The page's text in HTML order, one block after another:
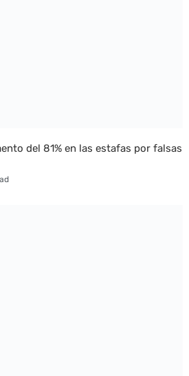
del 81% en las estafas por falsas